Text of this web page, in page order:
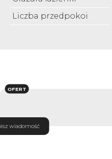
Liczba przedpokoi
wiadomość
OFERT